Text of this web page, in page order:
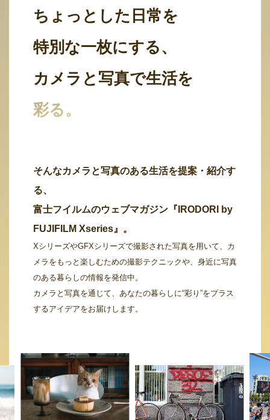
ちょっとした日常を
特別な一枚にする、
カメラと写真で生活を
彩る。
そんなカメラと写真のある生活を提案・紹介す
る、
富士フイルムのウェブマガジン『IRODORI by
FUJIFILM Xseries』。
XシリーズやGFXシリーズで撮影された写真を用いて、カ
メラをもっと楽しむための撮影テクニックや、身近に写真
のある暮らしの情報を発信中。
カメラと写真を通じて、あなたの暮らしに“彩り”をプラス
するアイデアをお届けします。